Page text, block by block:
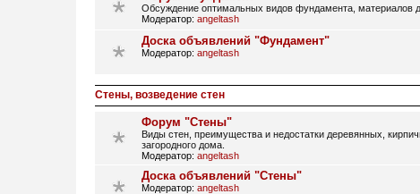
Обсуждение оптимальных видов фундамента, материалов
Модератор: angeltash
Доска объявлений "Фундамент"
Модератор: angeltash
Стены, возведение стен
Форум "Стены"
Виды стен, преимущества и недостатки деревянных,
загородного дома.
Модератор: angeltash
Доска объявлений "Стены"
Модератор: angeltash